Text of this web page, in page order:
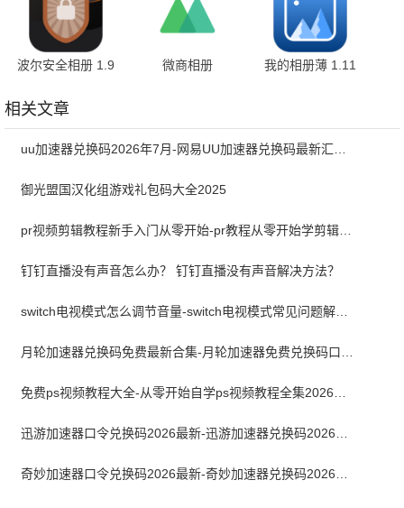
波尔安全相册 1.9
微商相册
我的相册薄 1.11
相关文章
御光盟国汉化组游戏礼包码大全2025
pr视频剪辑教程新手入门从零开始-pr教程从零开始学剪辑全集免费
钉钉直播没有声音怎么办？ 钉钉直播没有声音解决方法？
switch电视模式怎么调节音量-switch电视模式常见问题解决方案